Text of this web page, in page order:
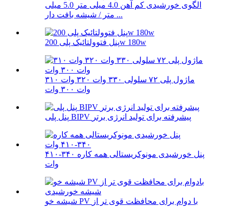
الگوی خورشیدی کم آهن 4.0 میلی متر 5.0 میلی
متر / شیشه بافت دار ...
پنل فتوولتائیک پلی 200w 180w
ماژول پلی ۷۲ سلولی ۳۳۰ وات ۳۲۰ وات ۳۱۰
وات ۳۰۰ وات
پنل پلی BIPV پیشرفته برای تولید انرژی برتر
پنل خورشیدی مونوکریستالی همه کاره ۳۴۰-۴۱۰
وات
شیشه خو PV با دوام برای محافظت قوی تر از